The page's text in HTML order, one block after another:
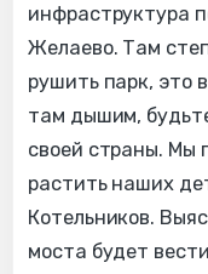
инфраструктура
Желаево. Там
рушить парк, это
там дышим,
своей страны. Мы
растить наших
Котельников.
моста будет